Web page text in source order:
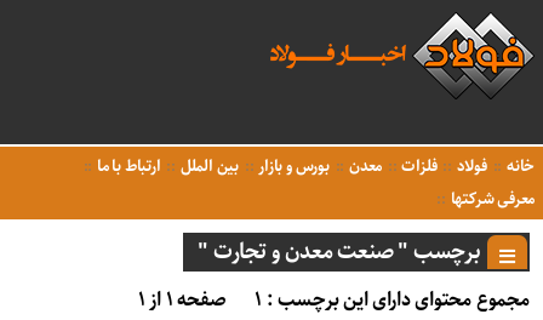
خانه فولاد فلزات معدن بورس و بازار بین الملل
ارتباط با ما
معرفی شرکتها
برچسب " صنعت معدن و تجارت "
مجموع محتوای دارای این برچسب : ۱ صفحه ۱ از ۱